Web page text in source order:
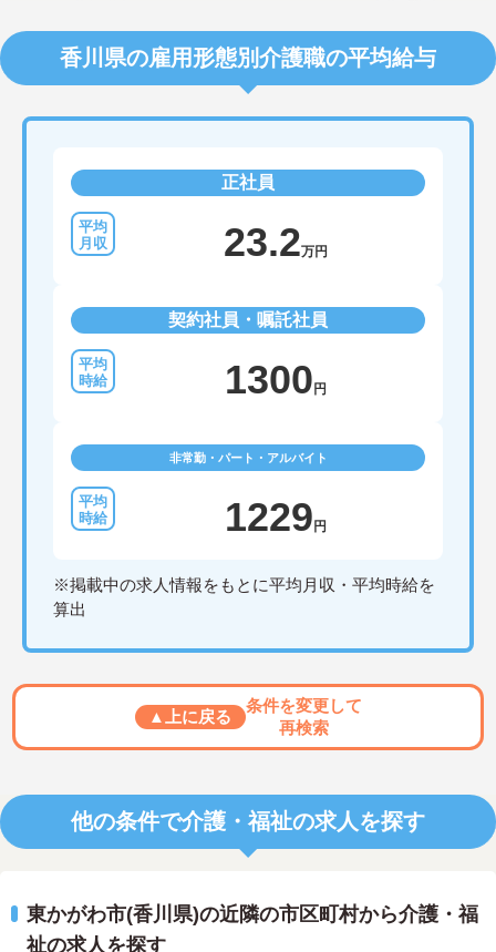
香川県の雇用形態別介護職の平均給与
正社員
23.2万円
契約社員・嘱託社員
1300 円
非常勤・パート・アルバイト
1229 円
※掲載中の求人情報をもとに平均月収・平均時給を
算出
▲上に戻る
条件を変更して
再検索
他の条件で介護・福祉の求人を探す
東かがわ市(香川県)の近隣の市区町村から介護・福
祉の求人を探す